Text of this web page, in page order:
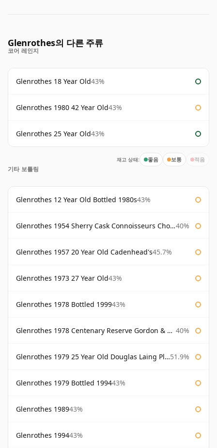
Glenrothes의 다른 주류
코어 레인지
Glenrothes 18 Year Old43%
Glenrothes 1980 42 Year Old43%
Glenrothes 25 Year Old43%
재고 상태: 좋음 보통 적음
기타 보틀링
Glenrothes 12 Year Old Bottled 1980s43%
Glenrothes 1954 Sherry Cask Connoisseurs Choice Gordon & Macphail 40%
Glenrothes 1957 20 Year Old Cadenhead's45.7%
Glenrothes 1973 27 Year Old43%
Glenrothes 1978 Bottled 199943%
Glenrothes 1978 Centenary Reserve Gordon & Macphail 40%
Glenrothes 1979 25 Year Old Douglas Laing Platinum Selection 51.9%
Glenrothes 1979 Bottled 199443%
Glenrothes 198943%
Glenrothes 199443%